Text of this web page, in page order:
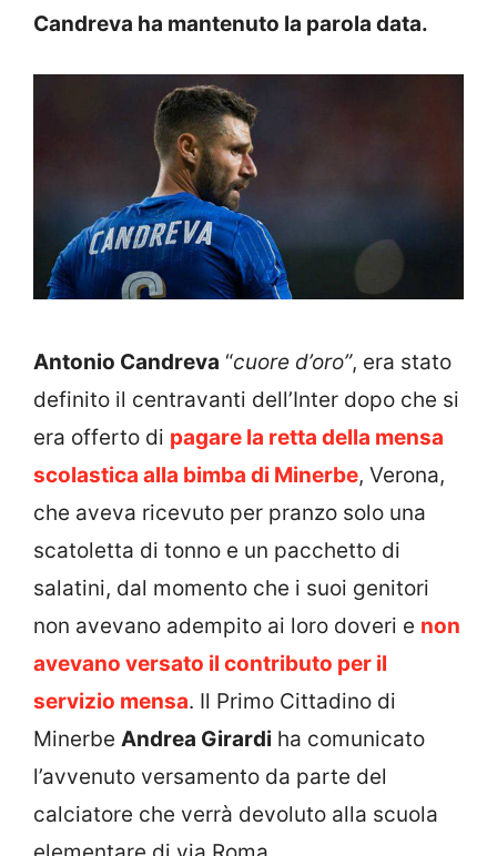
Candreva ha mantenuto la parola data.
Antonio Candreva “cuore d’oro”, era stato
definito il centravanti dell’Inter dopo che si
era offerto di pagare la retta della mensa
scolastica alla bimba di Minerbe, Verona,
che aveva ricevuto per pranzo solo una
scatoletta di tonno e un pacchetto di
salatini, dal momento che i suoi genitori
non avevano adempito ai loro doveri e non
avevano versato il contributo per il
servizio mensa. Il Primo Cittadino di
Minerbe Andrea Girardi ha comunicato
l’avvenuto versamento da parte del
calciatore che verrà devoluto alla scuola